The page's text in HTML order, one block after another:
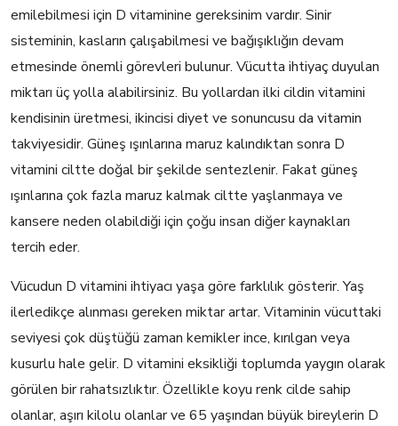
emilebilmesi için D vitaminine gereksinim vardır. Sinir
sisteminin, kasların çalışabilmesi ve bağışıklığın devam
etmesinde önemli görevleri bulunur. Vücutta ihtiyaç duyulan
miktarı üç yolla alabilirsiniz. Bu yollardan ilki cildin vitamini
kendisinin üretmesi, ikincisi diyet ve sonuncusu da vitamin
takviyesidir. Güneş ışınlarına maruz kalındıktan sonra D
vitamini ciltte doğal bir şekilde sentezlenir. Fakat güneş
ışınlarına çok fazla maruz kalmak ciltte yaşlanmaya ve
kansere neden olabildiği için çoğu insan diğer kaynakları
tercih eder.
Vücudun D vitamini ihtiyacı yaşa göre farklılık gösterir. Yaş
ilerledikçe alınması gereken miktar artar. Vitaminin vücuttaki
seviyesi çok düştüğü zaman kemikler ince, kırılgan veya
kusurlu hale gelir. D vitamini eksikliği toplumda yaygın olarak
görülen bir rahatsızlıktır. Özellikle koyu renk cilde sahip
olanlar, aşırı kilolu olanlar ve 65 yaşından büyük bireylerin D